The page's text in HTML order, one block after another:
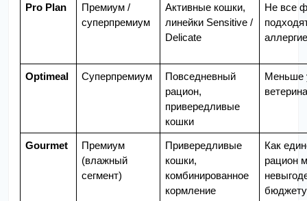
Pro Plan
Премиум /
суперпремиум
Активные кошки,
линейки Sensitive /
Delicate
Не все
Optimeal Суперпремиум
Повседневный
рацион,
привередливые
кошки
Меньше
Gourmet
Премиум
(влажный
сегмент)
Привередливые
кошки,
комбинированное
кормление
Как
рацион
бюджету